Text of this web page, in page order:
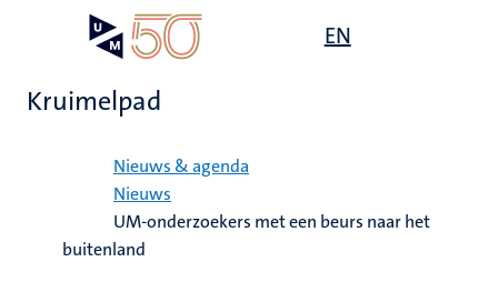
EN
Kruimelpad
Nieuws & agenda
Nieuws
UM-onderzoekers met een beurs naar het
buitenland